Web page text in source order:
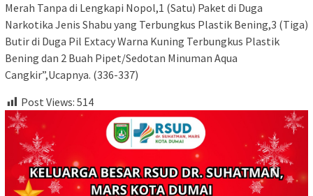
Merah Tanpa di Lengkapi Nopol,1 (Satu) Paket di Duga
Narkotika Jenis Shabu yang Terbungkus Plastik Bening,3 (Tiga)
Butir di Duga Pil Extacy Warna Kuning Terbungkus Plastik
Bening dan 2 Buah Pipet/Sedotan Minuman Aqua
Cangkir”,Ucapnya. (336-337)
Post Views: 514